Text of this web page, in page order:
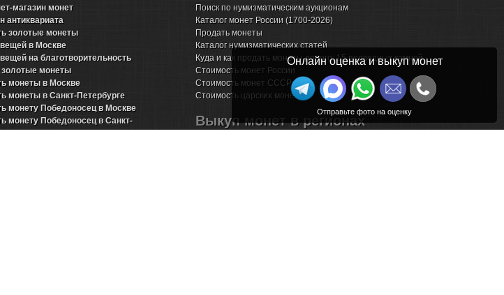
магазин монет
антиквариата
золотые монеты
в Москве
на благотворительность
золотые монеты
монеты в Москве
монеты в Санкт-Петербурге
монету Победоносец в Москве
монету Победоносец в Санкт-
Поиск по нумизматическим аукционам
Каталог монет России (1700-2026)
Продать монеты
Каталог нумизматических статей
Куда и как продать монеты дорого: 15 подводных камней
Стоимость монет России
Стоимость монет СССР
Стоимость царских монет
Выкуп монет в регионах
Онлайн оценка и выкуп монет